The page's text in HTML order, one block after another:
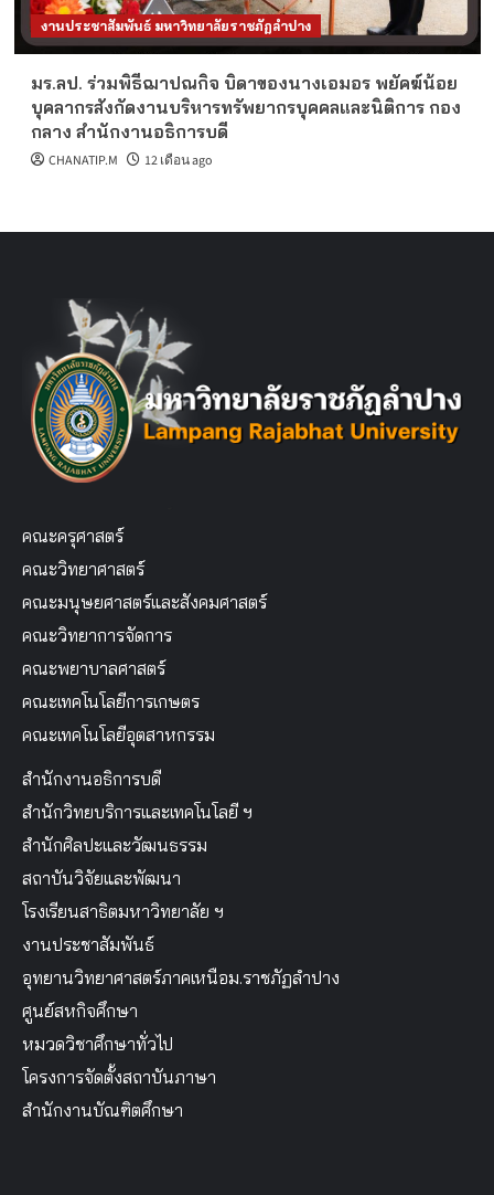
งานประชาสัมพันธ์ มหาวิทยาลัยราชภัฏลำปาง
มร.ลป. ร่วมพิธีฌาปณกิจ บิดาของนางเอมอร พยัคฆ์น้อย
บุคลากรสังกัดงานบริหารทรัพยากรบุคคลและนิติการ กอง
กลาง สำนักงานอธิการบดี
CHANATIP.M 12 เดือน ago
คณะครุศาสตร์
คณะวิทยาศาสตร์
คณะมนุษยศาสตร์และสังคมศาสตร์
คณะวิทยาการจัดการ
คณะพยาบาลศาสตร์
คณะเทคโนโลยีการเกษตร
คณะเทคโนโลยีอุตสาหกรรม
สำนักงานอธิการบดี
สำนักวิทยบริการและเทคโนโลยี ฯ
สำนักศิลปะและวัฒนธรรม
สถาบันวิจัยและพัฒนา
โรงเรียนสาธิตมหาวิทยาลัย ฯ
งานประชาสัมพันธ์
อุทยานวิทยาศาสตร์ภาคเหนือม.ราชภัฏลำปาง
ศูนย์สหกิจศึกษา
หมวดวิชาศึกษาทั่วไป
โครงการจัดตั้งสถาบันภาษา
สำนักงานบัณฑิตศึกษา